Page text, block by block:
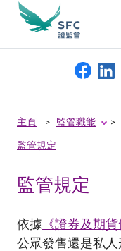
本會簡介
資料庫
尋
主頁 監管職能
監管規定
監管規定
依據 《證券及期
公眾發售還是私